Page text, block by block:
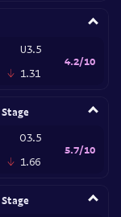
U3.5
1.31
4.2/10
O3.5
1.66
5.7/10